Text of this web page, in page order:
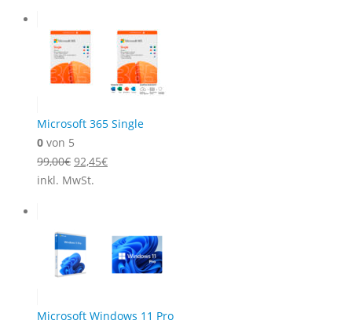
Microsoft 365 Single
0 von 5
99,00€ Ursprünglicher
Preis
92,45€Aktueller
inkl. MwSt.
Microsoft Windows 11 Pro